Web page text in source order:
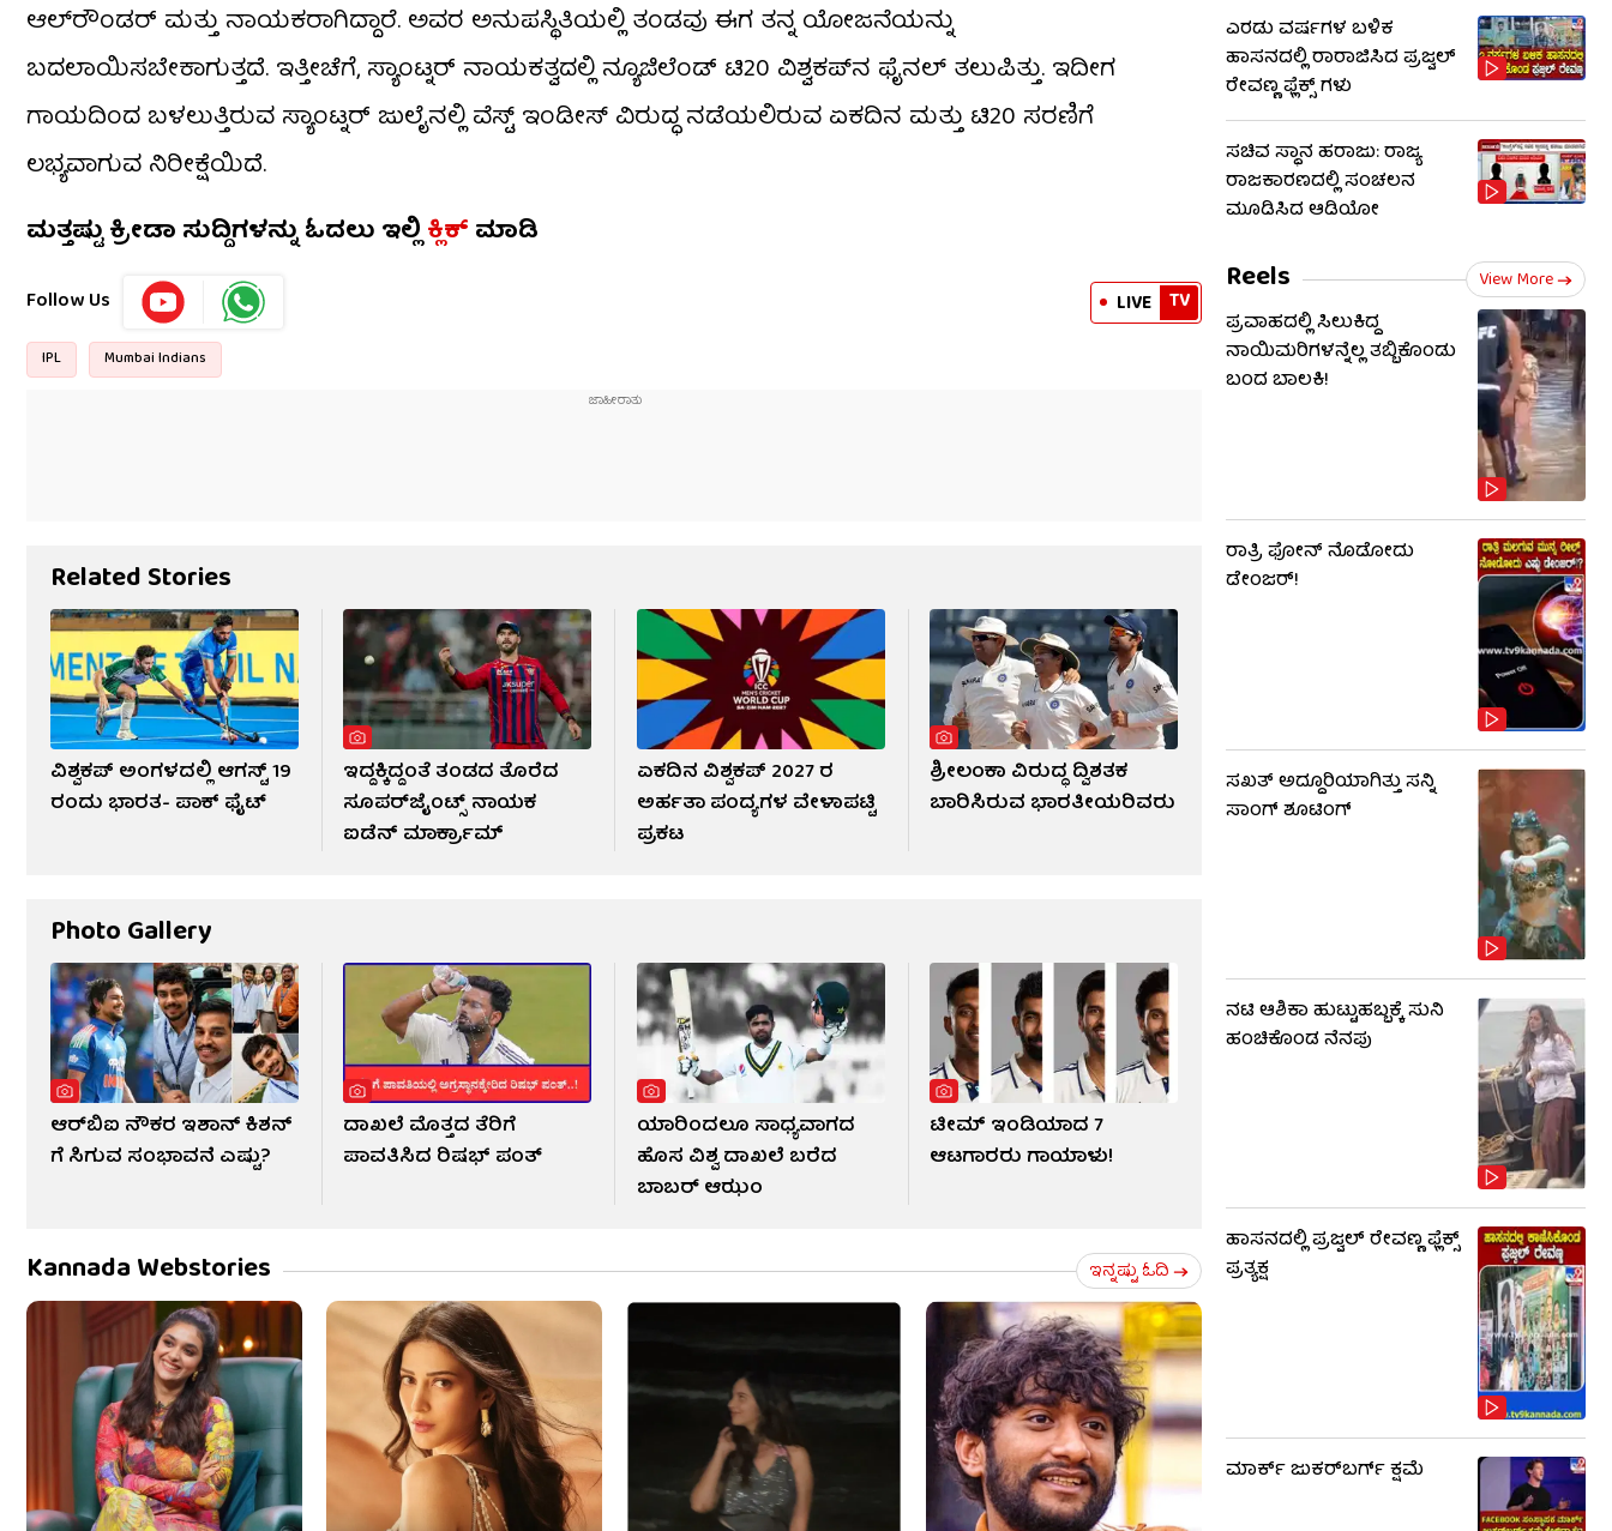
ಆಲ್‌ರೌಂಡರ್ ಮತ್ತು ನಾಯಕರಾಗಿದ್ದಾರೆ. ಅವರ ಅನುಪಸ್ಥಿತಿಯಲ್ಲಿ ತಂಡವು ಈಗ ತನ್ನ ಯೋಜನೆಯನ್ನು
ಬದಲಾಯಿಸಬೇಕಾಗುತ್ತದೆ. ಇತ್ತೀಚೆಗೆ, ಸ್ಯಾಂಟ್ನರ್ ನಾಯಕತ್ವದಲ್ಲಿ ನ್ಯೂಜಿಲೆಂಡ್ ಟಿ20 ವಿಶ್ವಕಪ್‌ನ ಫೈನಲ್ ತಲುಪಿತ್ತು. ಇದೀಗ
ಗಾಯದಿಂದ ಬಳಲುತ್ತಿರುವ ಸ್ಯಾಂಟ್ನರ್ ಜುಲೈನಲ್ಲಿ ವೆಸ್ಟ್ ಇಂಡೀಸ್ ವಿರುದ್ಧ ನಡೆಯಲಿರುವ ಏಕದಿನ ಮತ್ತು ಟಿ20 ಸರಣಿಗೆ
ಲಭ್ಯವಾಗುವ ನಿರೀಕ್ಷೆಯಿದೆ.
ಮತ್ತಷ್ಟು ಕ್ರೀಡಾ ಸುದ್ದಿಗಳನ್ನು ಓದಲು ಇಲ್ಲಿಕ್ಲಿಕ್ ಮಾಡಿ
Follow Us LIVE TV
IPL Mumbai Indians
Related Stories
ವಿಶ್ವಕಪ್ ಅಂಗಳದಲ್ಲಿ ಆಗಸ್ಟ್ 19
ರಂದು ಭಾರತ- ಪಾಕ್ ಫೈಟ್
ಇದ್ದಕ್ಕಿದ್ದಂತೆ ತಂಡದ ತೊರೆದ
ಸೂಪರ್‌ಜೈಂಟ್ಸ್ ನಾಯಕ
ಐಡೆನ್ ಮಾರ್ಕ್ರಾಮ್
ಏಕದಿನ ವಿಶ್ವಕಪ್ 2027 ರ
ಅರ್ಹತಾ ಪಂದ್ಯಗಳ ವೇಳಾಪಟ್ಟಿ
ಪ್ರಕಟ
ಶ್ರೀಲಂಕಾ ವಿರುದ್ಧ ದ್ವಿಶತಕ
ಬಾರಿಸಿರುವ ಭಾರತೀಯರಿವರು
Photo Gallery
ಆರ್​ಬಿಐ ನೌಕರ ಇಶಾನ್ ಕಿಶನ್​
ಗೆ ಸಿಗುವ ಸಂಭಾವನೆ ಎಷ್ಟು?
ದಾಖಲೆ ಮೊತ್ತದ ತೆರಿಗೆ
ಪಾವತಿಸಿದ ರಿಷಭ್ ಪಂತ್
ಯಾರಿಂದಲೂ ಸಾಧ್ಯವಾಗದ
ಹೊಸ ವಿಶ್ವ ದಾಖಲೆ ಬರೆದ
ಬಾಬರ್ ಆಝಂ
ಟೀಮ್ ಇಂಡಿಯಾದ 7
ಆಟಗಾರರು ಗಾಯಾಳು!
Kannada Webstories ಇನ್ನಷ್ಟು ಓದಿ
ಎರಡು ವರ್ಷಗಳ ಬಳಿಕ
ಹಾಸನದಲ್ಲಿ ರಾರಾಜಿಸಿದ ಪ್ರಜ್ವಲ್
ರೇವಣ್ಣ ಫ್ಲೆಕ್ಸ್ ಗಳು
ಸಚಿವ ಸ್ಥಾನ ಹರಾಜು: ರಾಜ್ಯ
ರಾಜಕಾರಣದಲ್ಲಿ ಸಂಚಲನ
ಮೂಡಿಸಿದ ಆಡಿಯೋ
Reels View More
ಪ್ರವಾಹದಲ್ಲಿ ಸಿಲುಕಿದ್ದ
ನಾಯಿಮರಿಗಳನ್ನೆಲ್ಲ ತಬ್ಬಿಕೊಂಡು
ಬಂದ ಬಾಲಕಿ!
ರಾತ್ರಿ ಫೋನ್​​ ನೊಡೋದು
ಡೇಂಜರ್!
ಸಖತ್ ಅದ್ದೂರಿಯಾಗಿತ್ತು ಸನ್ನಿ
ಸಾಂಗ್ ಶೂಟಿಂಗ್
ನಟಿ ಆಶಿಕಾ ಹುಟ್ಟುಹಬ್ಬಕ್ಕೆ ಸುನಿ
ಹಂಚಿಕೊಂಡ ನೆನಪು
ಹಾಸನದಲ್ಲಿ ಪ್ರಜ್ವಲ್ ರೇವಣ್ಣ ಫ್ಲೆಕ್ಸ್
ಪ್ರತ್ಯಕ್ಷ
ಮಾರ್ಕ್ ಜುಕರ್‌ಬರ್ಗ್ ಕ್ಷಮೆ